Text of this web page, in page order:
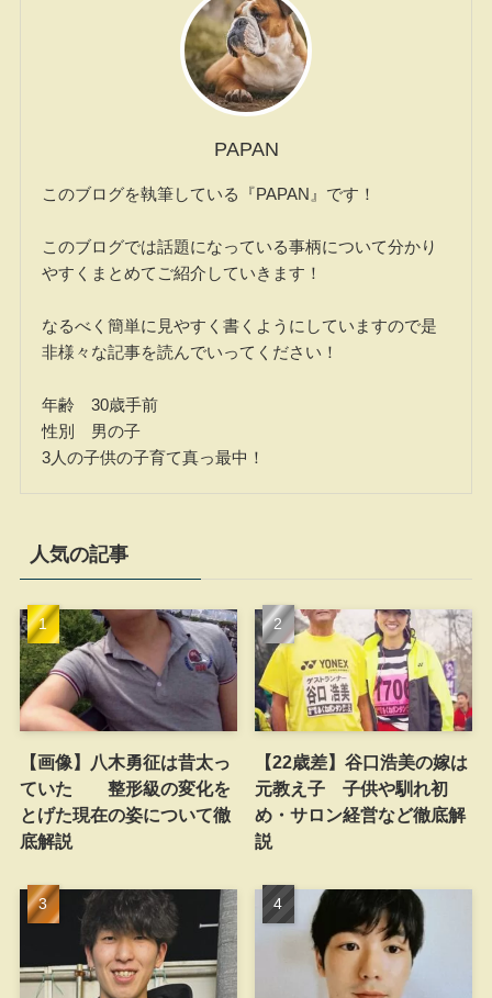
PAPAN
このブログを執筆している『PAPAN』です！
このブログでは話題になっている事柄について分かり
やすくまとめてご紹介していきます！
なるべく簡単に見やすく書くようにしていますので是
非様々な記事を読んでいってください！
年齢 30歳手前
性別 男の子
3人の子供の子育て真っ最中！
人気の記事
【画像】八木勇征は昔太っ
ていた 整形級の変化を
とげた現在の姿について徹
底解説
【22歳差】谷口浩美の嫁は
元教え子 子供や馴れ初
め・サロン経営など徹底解
説